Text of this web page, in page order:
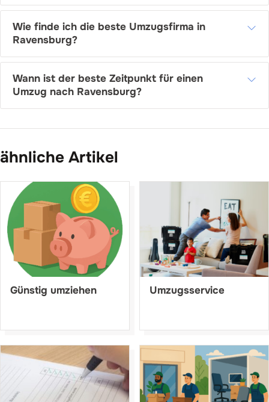
Wie finde ich die beste Umzugsfirma in
Ravensburg?
Wann ist der beste Zeitpunkt für einen
Umzug nach Ravensburg?
ähnliche Artikel
Günstig umziehen Umzugsservice